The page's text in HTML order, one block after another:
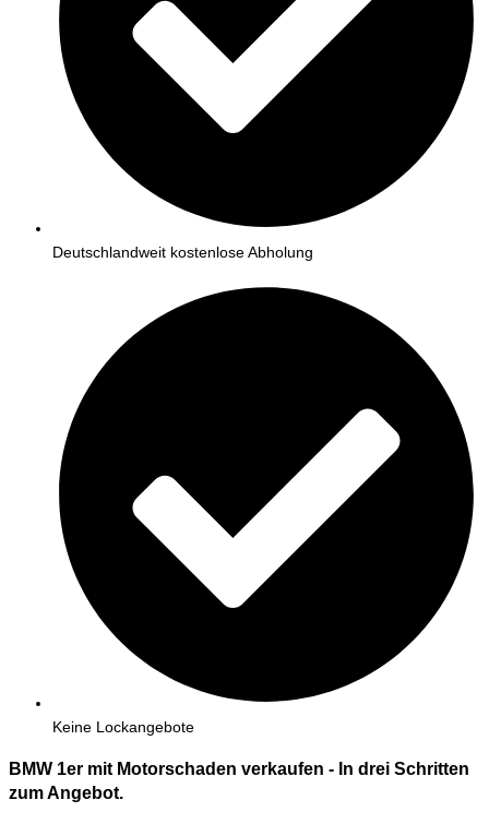
Deutschlandweit kostenlose Abholung
Keine Lockangebote
BMW 1er mit Motorschaden verkaufen - In drei Schritten
zum Angebot.